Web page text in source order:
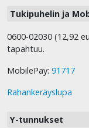
Tukipuhelin ja
0600-02030 (12,92
tapahtuu.
MobilePay: 91717
Rahankeräyslupa
Y-tunnukset